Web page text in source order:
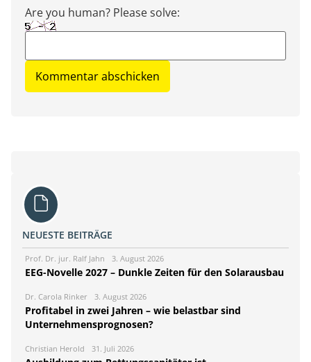
Are you human? Please solve:
NEUESTE BEITRÄGE
Prof. Dr. jur. Ralf Jahn 3. August 2026
EEG-Novelle 2027 – Dunkle Zeiten für den Solarausbau
Dr. Carola Rinker 3. August 2026
Profitabel in zwei Jahren – wie belastbar sind
Unternehmensprognosen?
Christian Herold 31. Juli 2026